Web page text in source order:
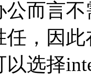
公而言
任，因
选择